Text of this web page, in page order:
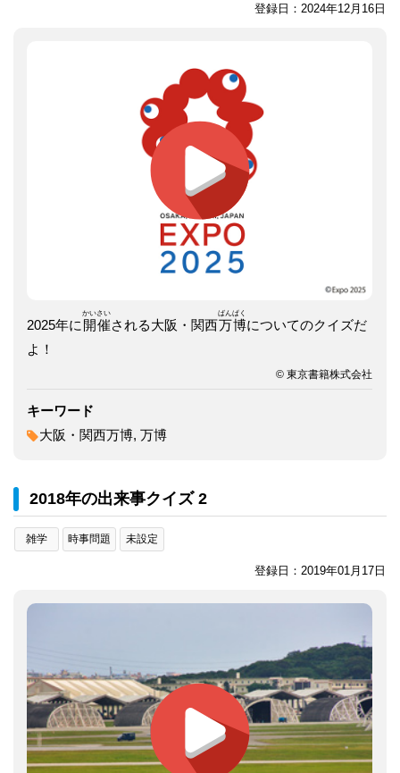
登録日：2024年12月16日
2025年に 開
かい
催
さい
される大阪・関西万
ばん
博
ぱく
についてのクイズだ
よ！
© 東京書籍株式会社
キーワード
大阪・関西万博, 万博
2018年の出来事クイズ 2
雑学 時事問題 未設定
登録日：2019年01月17日